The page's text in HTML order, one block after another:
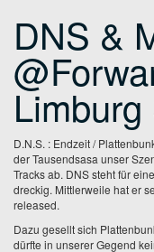
DNS &
D.N.S. : Endzeit /
der Tausendsasa unser
Tracks ab. DNS steht für
dreckig. Mittlerweile hat er
released.
Dazu gesellt sich
dürfte in unserer Gegend